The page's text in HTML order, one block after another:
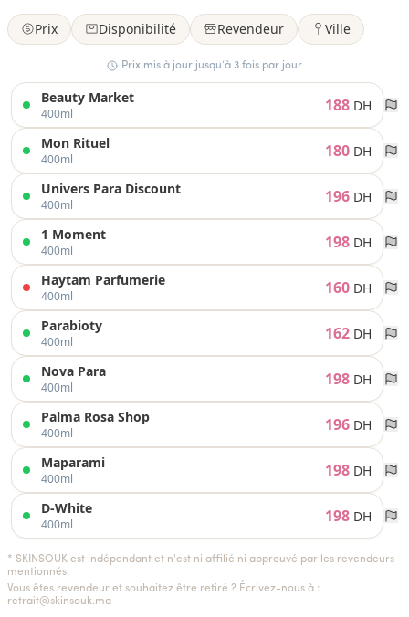
Prix Disponibilité Revendeur Ville
Prix mis à jour jusqu’à 3 fois par jour
Beauty Market
400ml 188 DH
Mon Rituel
400ml 180 DH
Univers Para Discount
400ml 196 DH
1 Moment
400ml 198 DH
Haytam Parfumerie
400ml 160 DH
Parabioty
400ml 162 DH
Nova Para
400ml 198 DH
Palma Rosa Shop
400ml 196 DH
Maparami
400ml 198 DH
D-White
400ml 198 DH
* SKINSOUK est indépendant et n'est ni affilié ni approuvé par les revendeurs
mentionnés.
Vous êtes revendeur et souhaitez être retiré ? Écrivez-nous à :
retrait@skinsouk.ma